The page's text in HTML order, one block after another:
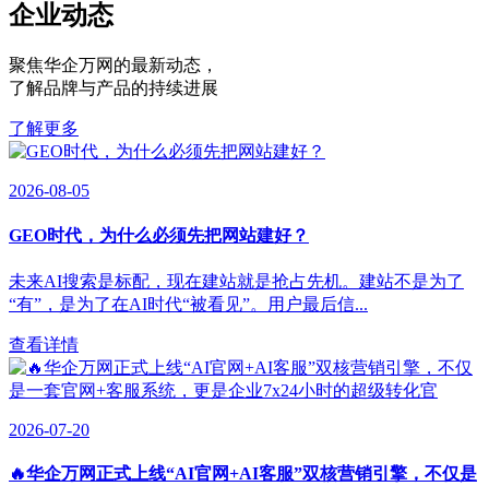
企业动态
聚焦华企万网的最新动态 ，
了解品牌与产品的持续进展
了解更多
2026-08-05
GEO时代，为什么必须先把网站建好？
未来AI搜索是标配，现在建站就是抢占先机。建站不是为了
“有”，是为了在AI时代“被看见”。用户最后信...
查看详情
2026-07-20
🔥华企万网正式上线“AI官网+AI客服”双核营销引擎，不仅是